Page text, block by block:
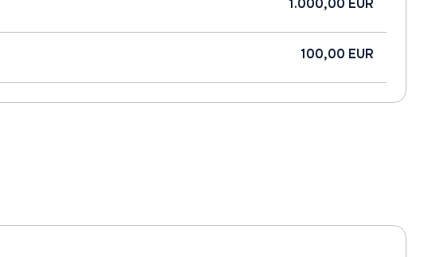
1.000,00 EUR
100,00 EUR